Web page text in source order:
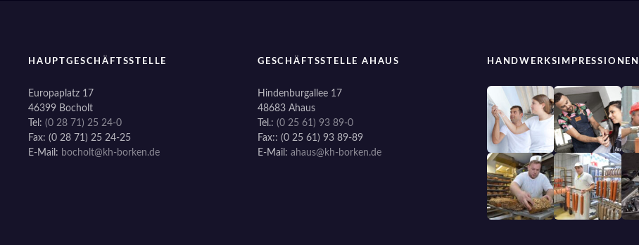
HAUPTGESCHÄFTSSTELLE
Europaplatz 17
46399 Bocholt
Tel: (0 28 71) 25 24-0
Fax: (0 28 71) 25 24-25
E-Mail: bocholt@kh-borken.de
GESCHÄFTSSTELLE AHAUS
Hindenburgallee 17
48683 Ahaus
Tel.: (0 25 61) 93 89-0
Fax:: (0 25 61) 93 89-89
E-Mail: ahaus@kh-borken.de
HANDWERKSIMPRESSIONEN